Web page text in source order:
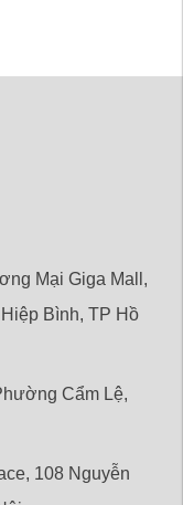
Mại Giga Mall,
Bình, TP Hồ
Cẩm Lệ,
108 Nguyễn